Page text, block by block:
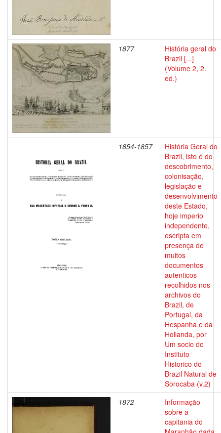
1877
História geral do
Brazil [...]
(Volume 2, 2.
ed.)
1854-1857
História Geral do
Brazil, isto é do
descobrimento,
colonisação,
legislação e
desenvolvimento
deste Estado,
hoje imperio
independente,
escripta em
presença de
muitos
documentos
autenticos
recolhidos nos
archivos do
Brazil, de
Portugal, da
Hespanha e da
Hollanda, por
Um socio do
Instituto
Historico do
Brazil Natural de
Sorocaba (v.2)
1872
Informação
sobre a
capitania do